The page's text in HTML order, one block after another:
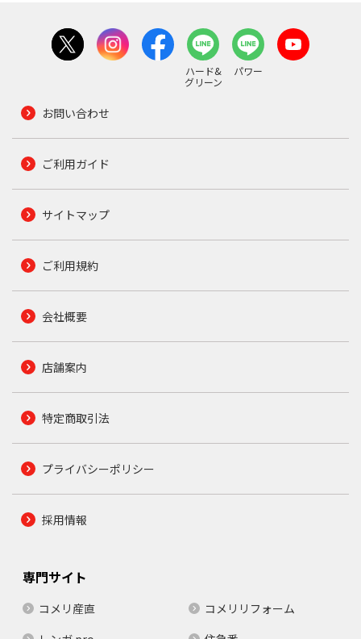
ハード&
グリーン
パワー
お問い合わせ
ご利用ガイド
サイトマップ
ご利用規約
会社概要
店舗案内
特定商取引法
プライバシーポリシー
採用情報
専門サイト
コメリ産直
コメリリフォーム